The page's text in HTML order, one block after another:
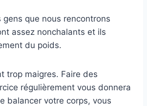
que nous rencontrons
assez nonchalants et ils
du poids.
trop maigres. Faire des
régulièrement vous donnera
balancer votre corps, vous